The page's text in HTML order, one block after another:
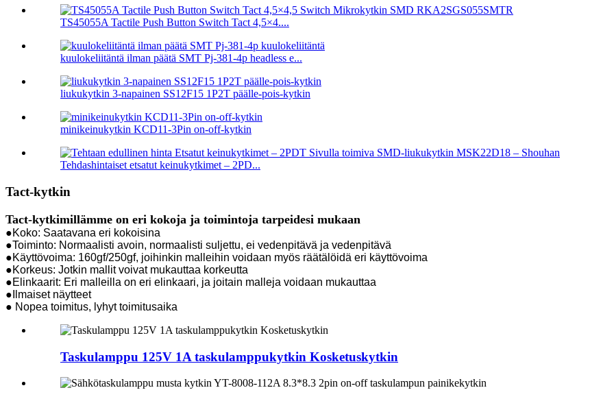
TS45055A Tactile Push Button Switch Tact 4,5×4....
kuulokeliitäntä ilman päätä SMT Pj-381-4p headless e...
liukukytkin 3-napainen SS12F15 1P2T päälle-pois-kytkin
minikeinukytkin KCD11-3Pin on-off-kytkin
Tehdashintaiset etsatut keinukytkimet – 2PD...
Tact-kytkin
Tact-kytkimillämme on eri kokoja ja toimintoja tarpeidesi mukaan
●Koko: Saatavana eri kokoisina
●Toiminto: Normaalisti avoin, normaalisti suljettu, ei vedenpitävä ja vedenpitävä
●Käyttövoima: 160gf/250gf, joihinkin malleihin voidaan myös räätälöidä eri käyttövoima
●Korkeus: Jotkin mallit voivat mukauttaa korkeutta
●Elinkaarit: Eri malleilla on eri elinkaari, ja joitain malleja voidaan mukauttaa
●Ilmaiset näytteet
● Nopea toimitus, lyhyt toimitusaika
Taskulamppu 125V 1A taskulamppukytkin Kosketuskytkin